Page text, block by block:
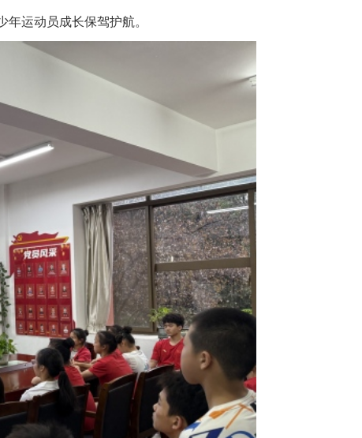
运动员成长保驾护航。